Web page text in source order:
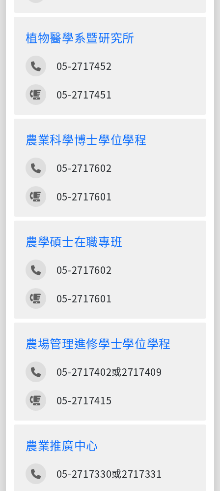
植物醫學系暨研究所
電話
05-2717452
傳真
05-2717451
農業科學博士學位學程
電話
05-2717602
傳真
05-2717601
農學碩士在職專班
電話
05-2717602
傳真
05-2717601
農場管理進修學士學位學程
電話
05-2717402或2717409
傳真
05-2717415
農業推廣中心
電話
05-2717330或2717331